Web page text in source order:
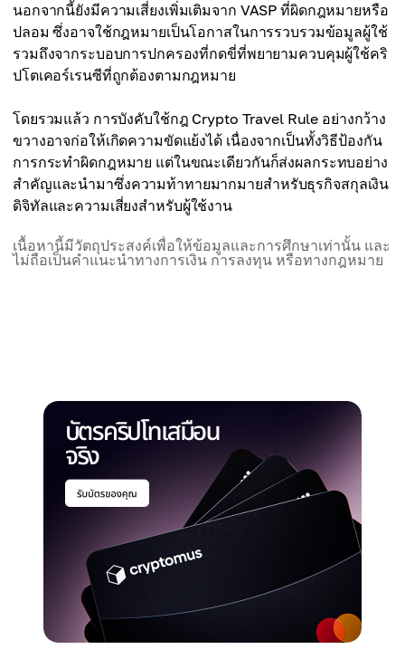
นอกจากนี้ยังมีความเสี่ยงเพิ่มเติมจาก VASP ที่ผิดกฎหมายหรือ
ปลอม ซึ่งอาจใช้กฎหมายเป็นโอกาสในการรวบรวมข้อมูลผู้ใช้
รวมถึงจากระบอบการปกครองที่กดขี่ที่พยายามควบคุมผู้ใช้คริ
ปโตเคอร์เรนซีที่ถูกต้องตามกฎหมาย
โดยรวมแล้ว การบังคับใช้กฎ Crypto Travel Rule อย่างกว้าง
ขวางอาจก่อให้เกิดความขัดแย้งได้ เนื่องจากเป็นทั้งวิธีป้องกัน
การกระทำผิดกฎหมาย แต่ในขณะเดียวกันก็ส่งผลกระทบอย่าง
สำคัญและนำมาซึ่งความท้าทายมากมายสำหรับธุรกิจสกุลเงิน
ดิจิทัลและความเสี่ยงสำหรับผู้ใช้งาน
เนื้อหานี้มีวัตถุประสงค์เพื่อให้ข้อมูลและการศึกษาเท่านั้น และ
ไม่ถือเป็นคำแนะนำทางการเงิน การลงทุน หรือทางกฎหมาย